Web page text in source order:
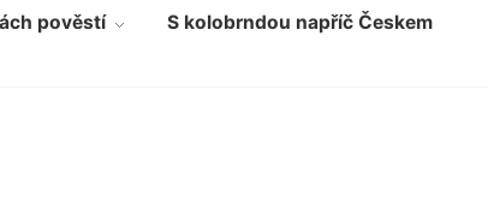
pověstí
S kolobrndou napříč Českem